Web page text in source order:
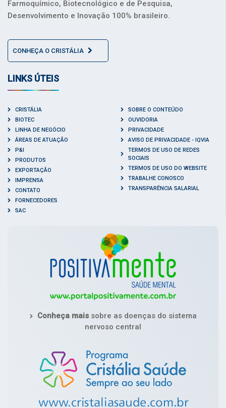
Farmoquímico, Biotecnológico e de Pesquisa,
Desenvolvimento e Inovação 100% brasileiro.
CONHEÇA O CRISTÁLIA
LINKS ÚTEIS
CRISTÁLIA
BIOTEC
LINHA DE NEGÓCIO
ÁREAS DE ATUAÇÃO
P&I
PRODUTOS
EXPORTAÇÃO
IMPRENSA
CONTATO
FORNECEDORES
SAC
SOBRE O CONTEÚDO
OUVIDORIA
PRIVACIDADE
AVISO DE PRIVACIDADE - IQVIA
TERMOS DE USO DE REDES
SOCIAIS
TERMOS DE USO DO WEBSITE
TRABALHE CONOSCO
TRANSPARÊNCIA SALARIAL
Conheça maissobre as doenças do sistema
nervoso central